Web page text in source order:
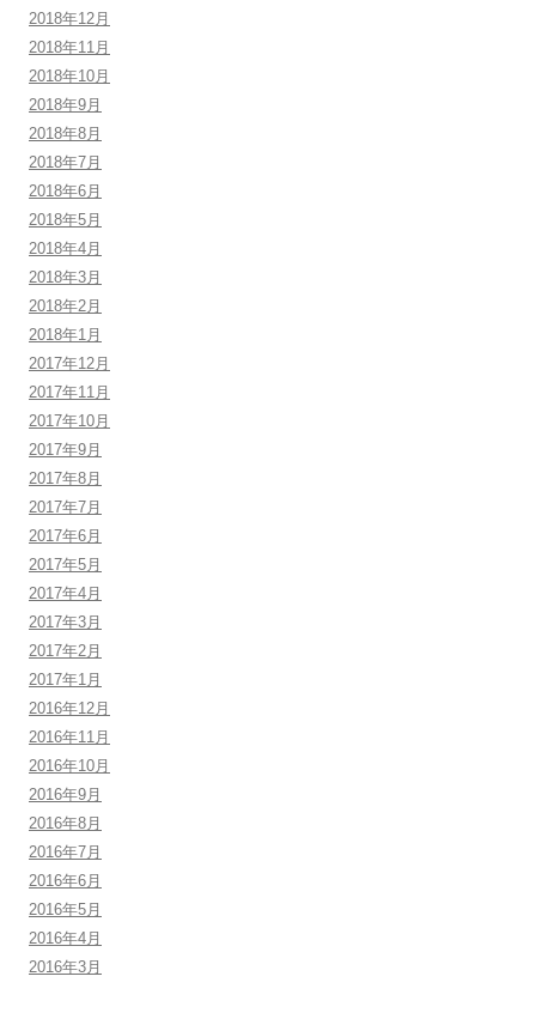
2018年12月
2018年11月
2018年10月
2018年9月
2018年8月
2018年7月
2018年6月
2018年5月
2018年4月
2018年3月
2018年2月
2018年1月
2017年12月
2017年11月
2017年10月
2017年9月
2017年8月
2017年7月
2017年6月
2017年5月
2017年4月
2017年3月
2017年2月
2017年1月
2016年12月
2016年11月
2016年10月
2016年9月
2016年8月
2016年7月
2016年6月
2016年5月
2016年4月
2016年3月